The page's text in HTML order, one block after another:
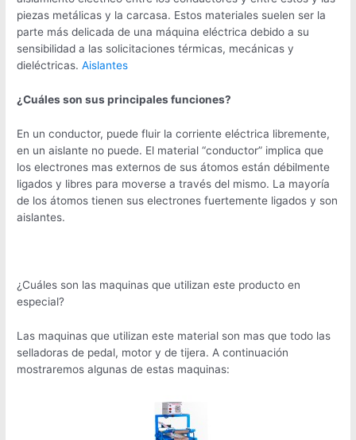
piezas metálicas y la carcasa. Estos materiales suelen ser la
parte más delicada de una máquina eléctrica debido a su
sensibilidad a las solicitaciones térmicas, mecánicas y
dieléctricas.Aislantes
¿Cuálesson sus principales funciones?
En un conductor, puede fluir la corriente eléctrica libremente,
en un aislante no puede. El material “conductor” implica que
los electrones mas externos de sus átomos están débilmente
ligados y libres para moverse a través del mismo. La mayoría
de los átomos tienen sus electrones fuertemente ligados y son
aislantes.
¿Cuáles son las maquinas que utilizan este producto en
especial?
Las maquinas que utilizan este material son mas que todo las
selladoras de pedal, motor y de tijera. A continuación
mostraremos algunas de estas maquinas: